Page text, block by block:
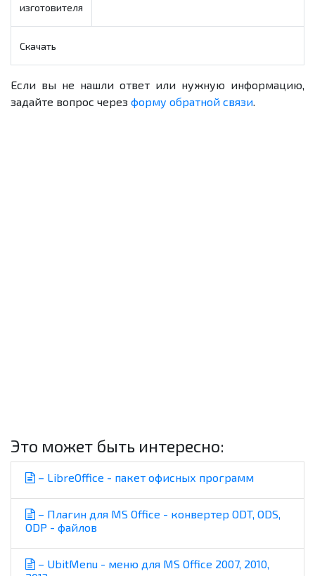
изготовителя
Скачать
Если вы не нашли ответ или нужную информацию,
задайте вопрос через форму обратной связи.
Это может быть интересно:
– LibreOffice - пакет офисных программ
– Плагин для MS Office - конвертер ODT, ODS,
ODP - файлов
– UbitMenu - меню для MS Office 2007, 2010,